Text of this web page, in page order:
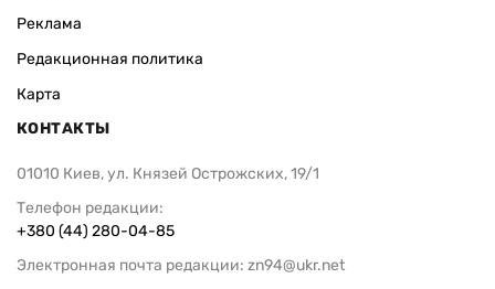
Реклама
Редакционная политика
Карта
КОНТАКТЫ
01010 Киев, ул. Князей Острожских, 19/1
Телефон редакции:
+380 (44) 280-04-85
Электронная почта редакции: zn94@ukr.net